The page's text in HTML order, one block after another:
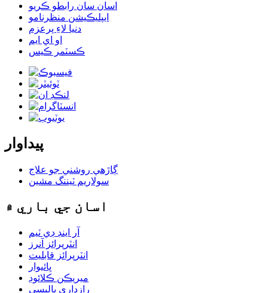
اسان سان رابطو ڪريو
ايپليڪيشن منظرنامو
دنيا لاءِ پرعزم
او اي ايم
ڪسٽمر ڪيس
پيداوار
ڳاڙهي روشني جو علاج
سولاريم ٽيننگ مشين
اسان جي باري ۾
آر اينڊ ڊي ٽيم
انٽرپرائز آنرز
انٽرپرائز قابليت
ڀائيوار
ميريڪن ڪلائوڊ
رازداري پاليسي